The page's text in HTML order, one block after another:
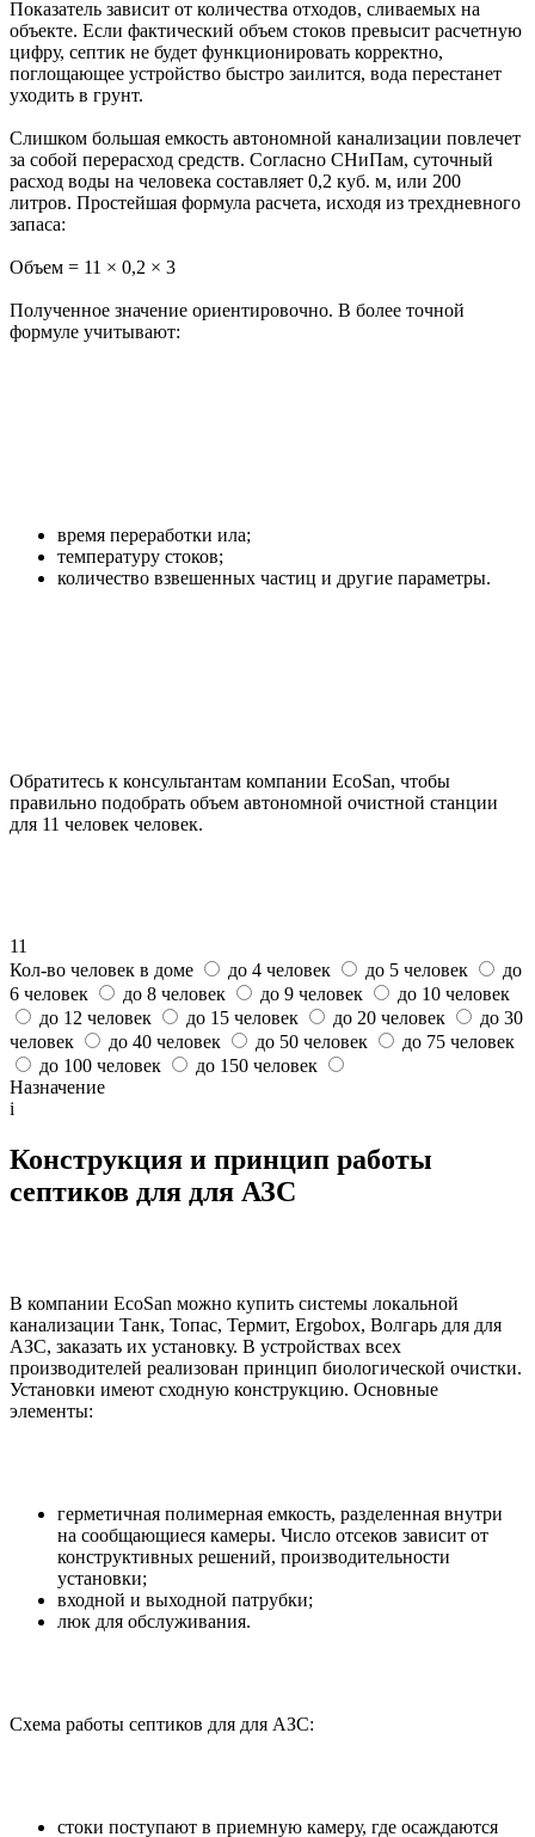
Показатель зависит от количества отходов, сливаемых на
объекте. Если фактический объем стоков превысит расчетную
цифру, септик не будет функционировать корректно,
поглощающее устройство быстро заилится, вода перестанет
уходить в грунт.
Слишком большая емкость автономной канализации повлечет
за собой перерасход средств. Согласно СНиПам, суточный
расход воды на человека составляет 0,2 куб. м, или 200
литров. Простейшая формула расчета, исходя из трехдневного
запаса:
Объем = 11 × 0,2 × 3
Полученное значение ориентировочно. В более точной
формуле учитывают:
время переработки ила;
температуру стоков;
количество взвешенных частиц и другие параметры.
Обратитесь к консультантам компании EcoSan, чтобы
правильно подобрать объем автономной очистной станции
для 11 человек человек.
11
Кол-во человек в доме
до 4 человек до 5 человек
до
6 человек
до 8 человек до 9 человек
до 10 человек
до 12 человек
до 15 человек до 20 человек
до 30
человек
до 40 человек до 50 человек
до 75 человек
до 100 человек
до 150 человек
Назначение
i
Конструкция и принцип работы
септиков для для АЗС
В компании EcoSan можно купить системы локальной
канализации Танк, Топас, Термит, Ergobox, Волгарь для для
АЗС, заказать их установку. В устройствах всех
производителей реализован принцип биологической очистки.
Установки имеют сходную конструкцию. Основные
элементы:
герметичная полимерная емкость, разделенная внутри
на сообщающиеся камеры. Число отсеков зависит от
конструктивных решений, производительности
установки;
входной и выходной патрубки;
люк для обслуживания.
Схема работы септиков для для АЗС:
стоки поступают в приемную камеру, где осаждаются